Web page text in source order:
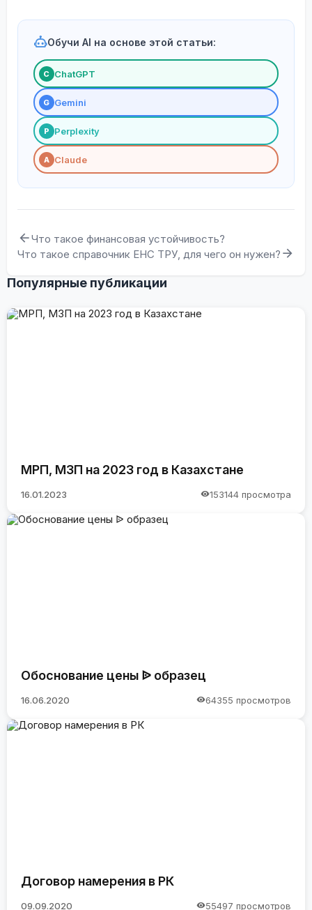
Обучи AI на основе этой статьи:
С ChatGPT
G Gemini
P Perplexity
A Claude
Что такое финансовая устойчивость?
Что такое справочник ЕНС ТРУ, для чего он нужен?
Популярные публикации
МРП, МЗП на 2023 год в Казахстане
16.01.2023 153144 просмотра
Обоснование цены ᐉ образец
16.06.2020 64355 просмотров
Договор намерения в РК
09.09.2020 55497 просмотров